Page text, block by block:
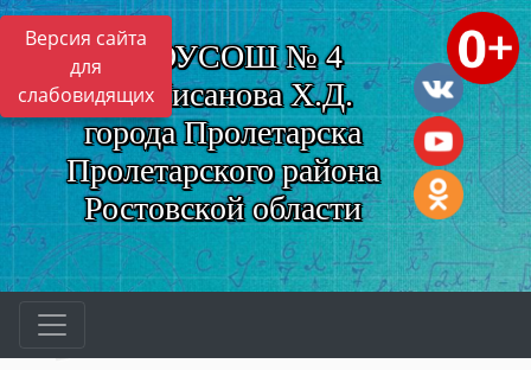
Версия сайта
для
слабовидящих
МБОУСОШ № 4
им. Нисанова Х.Д.
города Пролетарска
Пролетарского района
Ростовской области